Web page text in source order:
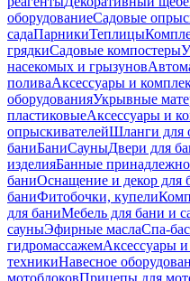
оборудованиеСадовые
садаПарникиТеплицы
грядкиСадовые компостеры
насекомых и грызунов
поливаАксессуары и
оборудованияУкрывные
пластиковыеАксессуары и
опрыскивателейШланги для
баниБаниСауныДвери для
изделияБанные
баниОснащение и декор для
баниФитобочки, купели
для баниМебель для бани и
сауныЭфирные маслаСпа-
гидромассажемАксессуары
техникиНавесное
мотоблоковПрицепы для